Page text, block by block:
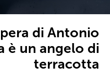
di Antonio
è un angelo di
terracotta